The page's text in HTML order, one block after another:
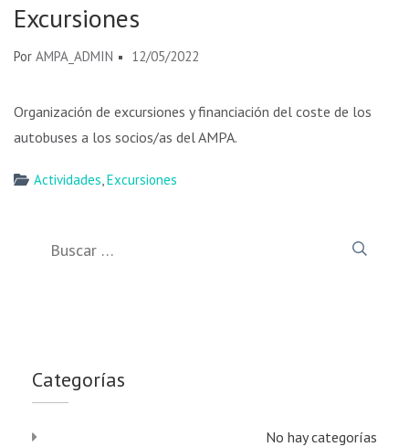
Excursiones
Por AMPA_ADMIN 12/05/2022
Organización de excursiones y financiación del coste de los
autobuses a los socios/as del AMPA.
Actividades,Excursiones
Categorías
No hay categorías